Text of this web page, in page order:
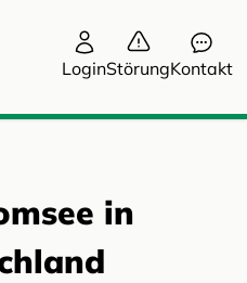
LoginStörungKontakt
in